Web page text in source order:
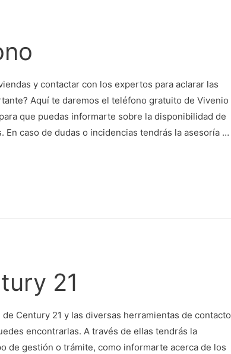
y contactar con los expertos para aclarar las
Aquí te daremos el teléfono gratuito de Vivenio
que puedas informarte sobre la disponibilidad de
En caso de dudas o incidencias tendrás la asesoría …
21
Century 21 y las diversas herramientas de contacto
encontrarlas. A través de ellas tendrás la
de gestión o trámite, como informarte acerca de los